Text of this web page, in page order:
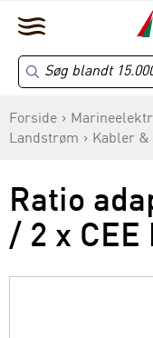
Forside
Landstrøm
Kabler &
Ratio
/ 2 x CEE